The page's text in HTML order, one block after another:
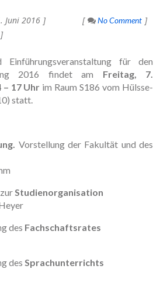
Juni 2016
No Comment
für den
2016 findet am Freitag, 7.
17 Uhr im Raum S186 vom Hülsse-
statt.
Vorstellung der Fakultät und des
Studienorganisation
des Fachschaftsrates
des Sprachunterrichts